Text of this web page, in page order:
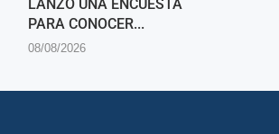
LANZÓ UNA ENCUESTA
PARA CONOCER...
08/08/2026